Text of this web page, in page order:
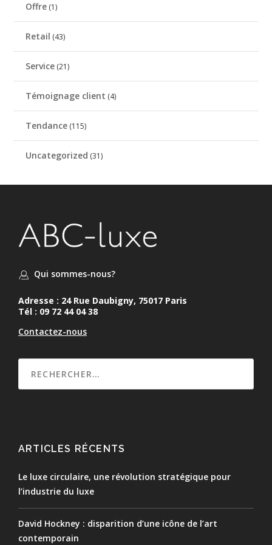
Offre (1)
Retail (43)
Service (21)
Témoignage client (4)
Tendance (115)
Uncategorized (31)
Qui sommes-nous?
Adresse : 24 Rue Daubigny, 75017 Paris
Tél : 09 72 44 04 38
Contactez-nous
ARTICLES RÉCENTS
Le luxe circulaire, une révolution stratégique pour
l’industrie du luxe
David Hockney : disparition d’une icône de l’art
contemporain